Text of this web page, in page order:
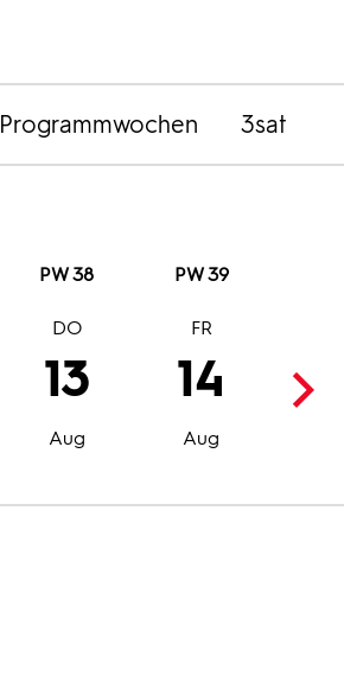
Programmwochen 3sat
PW 38 PW 39
13
Aug
DO
14
Aug
FR
15